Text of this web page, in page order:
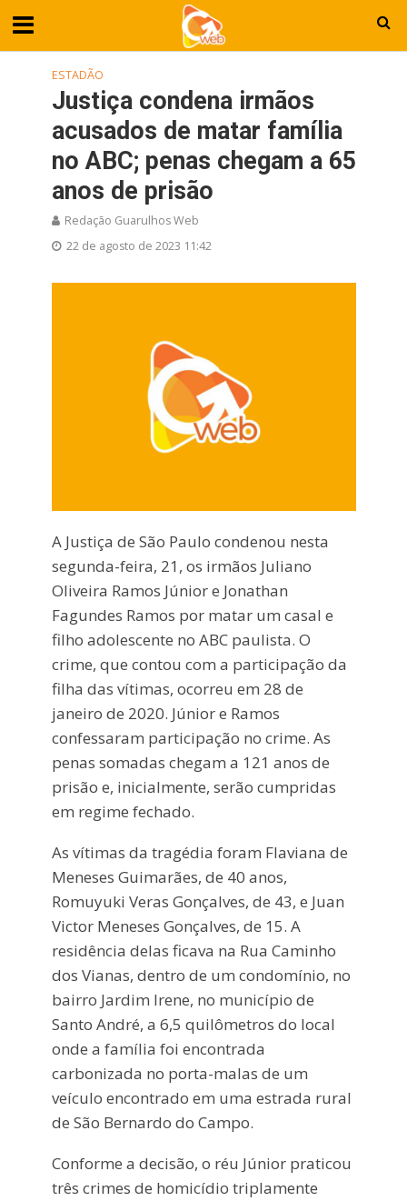
ESTADÃO
Justiça condena irmãos
acusados de matar família
no ABC; penas chegam a 65
anos de prisão
Redação Guarulhos Web
22 de agosto de 2023 11:42
A Justiça de São Paulo condenou nesta
segunda-feira, 21, os irmãos Juliano
Oliveira Ramos Júnior e Jonathan
Fagundes Ramos por matar um casal e
filho adolescente no ABC paulista. O
crime, que contou com a participação da
filha das vítimas, ocorreu em 28 de
janeiro de 2020. Júnior e Ramos
confessaram participação no crime. As
penas somadas chegam a 121 anos de
prisão e, inicialmente, serão cumpridas
em regime fechado.
As vítimas da tragédia foram Flaviana de
Meneses Guimarães, de 40 anos,
Romuyuki Veras Gonçalves, de 43, e Juan
Victor Meneses Gonçalves, de 15. A
residência delas ficava na Rua Caminho
dos Vianas, dentro de um condomínio, no
bairro Jardim Irene, no município de
Santo André, a 6,5 quilômetros do local
onde a família foi encontrada
carbonizada no porta-malas de um
veículo encontrado em uma estrada rural
de São Bernardo do Campo.
Conforme a decisão, o réu Júnior praticou
três crimes de homicídio triplamente